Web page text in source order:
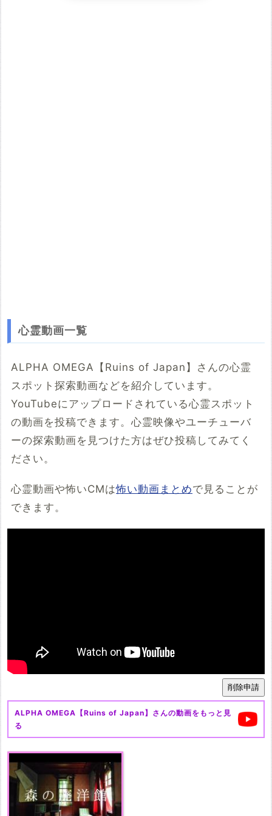
心霊動画一覧
ALPHA OMEGA【Ruins of Japan】さんの心霊
スポット探索動画などを紹介しています。
YouTubeにアップロードされている心霊スポット
の動画を投稿できます。心霊映像やユーチューバ
ーの探索動画を見つけた方はぜひ投稿してみてく
ださい。
心霊動画や怖いCMは怖い動画まとめで見ることが
できます。
ALPHA OMEGA【Ruins of Japan】 さんの動画をもっと見
る